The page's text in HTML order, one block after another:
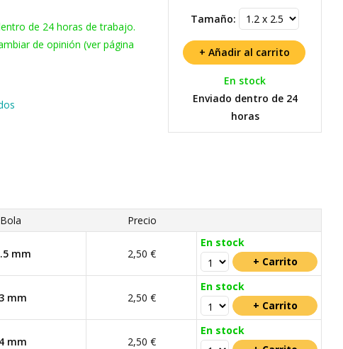
Tamaño:
En stock
Enviado dentro de 24
horas
de 24 horas de trabajo.
de opinión (ver página
Bola Precio
mm 2,50 €
En stock
mm 2,50 €
En stock
mm 2,50 €
En stock